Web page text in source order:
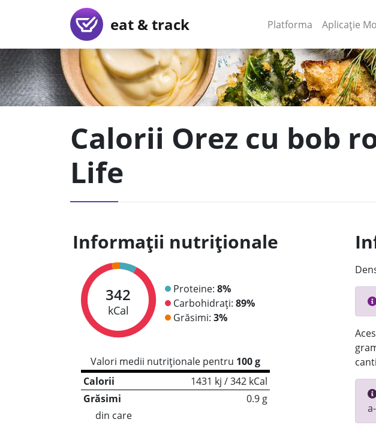
eat & track Platforma (current)
Aplicație
Calorii Orez cu bob
Life
Informații nutriționale
342
kCal
Proteine: 8%
Carbohidrați: 89%
Grăsimi: 3%
Valori medii nutriționale pentru 100 g
Calorii
1431 kj / 342 kCal
Grăsimi
0.9 g
din care